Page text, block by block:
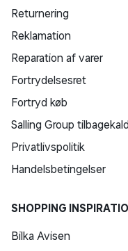
Returnering
Reklamation
Reparation af varer
Fortrydelsesret
Fortryd køb
Salling Group
Privatlivspolitik
Handelsbetingelser
SHOPPING
Bilka Avisen